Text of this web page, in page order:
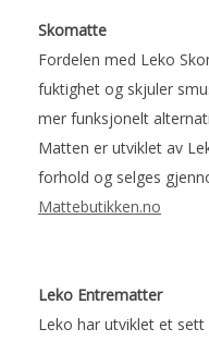
Skomatte
Fordelen med Leko
fuktighet og skjuler
mer funksjonelt
Matten er utviklet av
forhold og selges
Mattebutikken.no
Leko Entrematter
Leko har utviklet et